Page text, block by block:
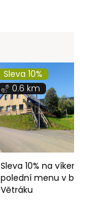
Sleva 10%
0.6 km
Sleva 10% na
polední menu v baru
Větráku